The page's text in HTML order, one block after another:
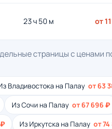
23 ч 50 м от
страницы с ценами
Владивостока на Палау от 63
Из Сочи на Палау от 67 696 ₽
Из Иркутска на Палау от